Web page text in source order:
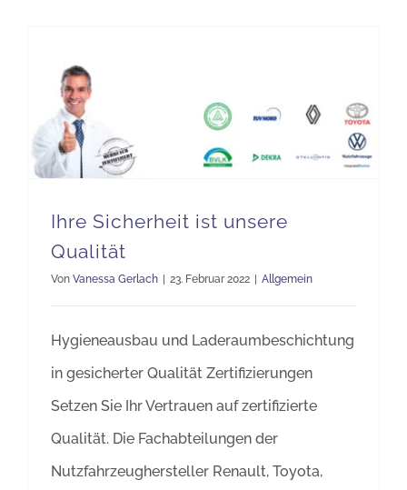
Ihre Sicherheit ist unsere
Qualität
Von Vanessa Gerlach 23. Februar 2022 Allgemein
Hygieneausbau und Laderaumbeschichtung
in gesicherter Qualität Zertifizierungen
Setzen Sie Ihr Vertrauen auf zertifizierte
Qualität. Die Fachabteilungen der
Nutzfahrzeughersteller Renault, Toyota,